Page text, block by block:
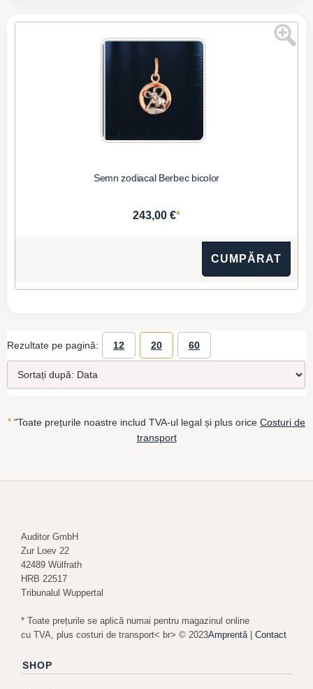
Semn zodiacal Berbec bicolor
243,00 €*
CUMPĂRAT
Rezultate pe pagină: 12 20 60
* "Toate prețurile noastre includ TVA-ul legal și plus orice Costuri de
transport
Auditor GmbH
Zur Loev 22
42489 Wülfrath
HRB 22517
Tribunalul Wuppertal
* Toate prețurile se aplică numai pentru magazinul online
cu TVA, plus costuri de transport< br> © 2023Amprentă | Contact
SHOP